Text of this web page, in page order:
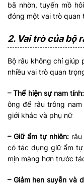
bã nhờn, tuyến mồ
đóng một vai trò quan
2. Vai trò của bộ
Bộ râu không chỉ giúp
nhiều vai trò quan
– Thể hiện sự nam tính:
ông để râu trông
giới khác và phụ nữ
– Giữ ẩm tự nhiên:râu
có tác dụng giữ ẩm
mịn màng hơn trước
– Giảm hen suyễn và